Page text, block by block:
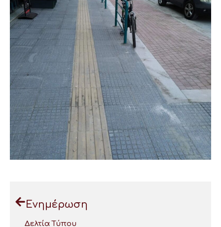
Ενημέρωση
Δελτία Τύπου